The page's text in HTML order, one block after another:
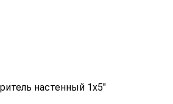
настенный 1х5"